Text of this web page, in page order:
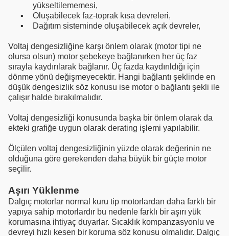
yükseltilememesi,
▪
Oluşabilecek faz-toprak kısa devreleri,
▪
Dağıtım sisteminde oluşabilecek açık devreler,
Voltaj dengesizliğine karşı önlem olarak (motor tipi ne
olursa olsun) motor şebekeye bağlanırken her üç faz
sırayla kaydırılarak bağlanır. Üç fazda kaydırıldığı için
dönme yönü değişmeyecektir. Hangi bağlantı şeklinde en
düşük dengesizlik söz konusu ise motor o bağlantı şekli ile
çalışır halde bırakılmalıdır.
Voltaj dengesizliği konusunda başka bir önlem olarak da
ekteki grafiğe uygun olarak derating işlemi yapılabilir.
Ölçülen voltaj dengesizliğinin yüzde olarak değerinin ne
olduğuna göre gerekenden daha büyük bir güçte motor
seçilir.
Aşırı Yüklenme
Dalgıç motorlar normal kuru tip motorlardan daha farklı bir
yapıya sahip motorlardır bu nedenle farklı bir aşırı yük
korumasına ihtiyaç duyarlar. Sıcaklık kompanzasyonlu ve
devreyi hızlı kesen bir koruma söz konusu olmalıdır. Dalgıç